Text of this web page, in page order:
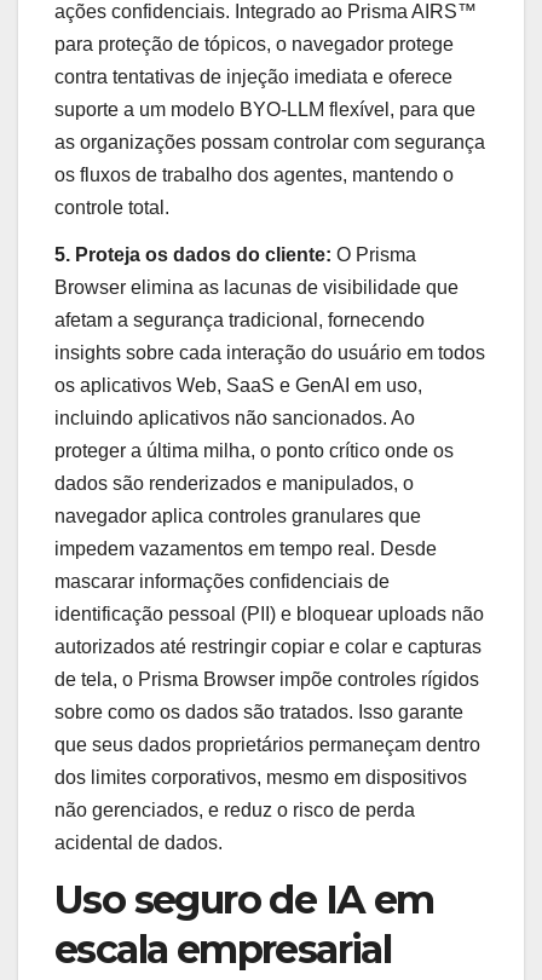
ações confidenciais. Integrado ao Prisma AIRS™
para proteção de tópicos, o navegador protege
contra tentativas de injeção imediata e oferece
suporte a um modelo BYO-LLM flexível, para que
as organizações possam controlar com segurança
os fluxos de trabalho dos agentes, mantendo o
controle total.
5. Proteja os dados do cliente: O Prisma
Browser elimina as lacunas de visibilidade que
afetam a segurança tradicional, fornecendo
insights sobre cada interação do usuário em todos
os aplicativos Web, SaaS e GenAI em uso,
incluindo aplicativos não sancionados. Ao
proteger a última milha, o ponto crítico onde os
dados são renderizados e manipulados, o
navegador aplica controles granulares que
impedem vazamentos em tempo real. Desde
mascarar informações confidenciais de
identificação pessoal (PII) e bloquear uploads não
autorizados até restringir copiar e colar e capturas
de tela, o Prisma Browser impõe controles rígidos
sobre como os dados são tratados. Isso garante
que seus dados proprietários permaneçam dentro
dos limites corporativos, mesmo em dispositivos
não gerenciados, e reduz o risco de perda
acidental de dados.
Uso seguro de IA em
escala empresarial